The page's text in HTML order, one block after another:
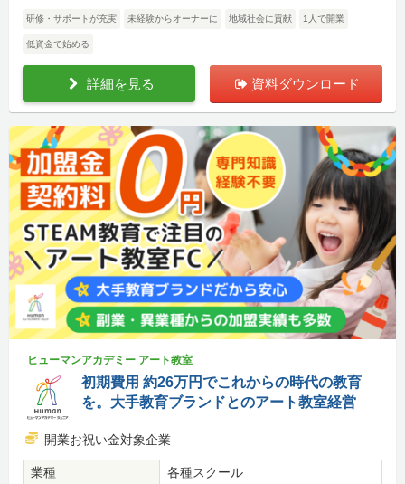
研修・サポートが充実 未経験からオーナーに 地域社会に貢献 1人で開業
低資金で始める
詳細を見る 資料ダウンロード
ヒューマンアカデミー アート教室
初期費用 約26万円でこれからの時代の教育
を。大手教育ブランドとのアート教室経営
開業お祝い金対象企業
業種
各種スクール